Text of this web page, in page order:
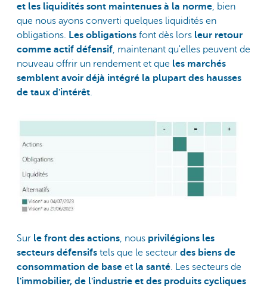
et les liquidités sont maintenues à la norme, bien
que nous ayons converti quelques liquidités en
obligations. Les obligations font dès lors leur retour
comme actif défensif, maintenant qu'elles peuvent de
nouveau offrir un rendement et que les marchés
semblent avoir déjà intégré la plupart des hausses
de taux d'intérêt.
Sur le front des actions, nous privilégions les
secteurs défensifs tels que le secteur des biens de
consommation de base et la santé. Les secteurs de
l'immobilier, de l'industrie et des produits cycliques